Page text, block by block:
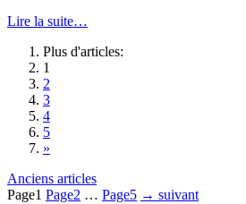
Lire la suite…
Plus d'articles:
1
2
3
4
5
»
Anciens articles
Page1 Page2 … Page5 → suivant